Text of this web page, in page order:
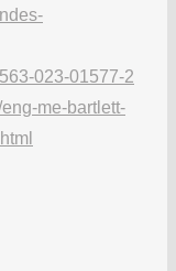
023-01577-2
me-bartlett-